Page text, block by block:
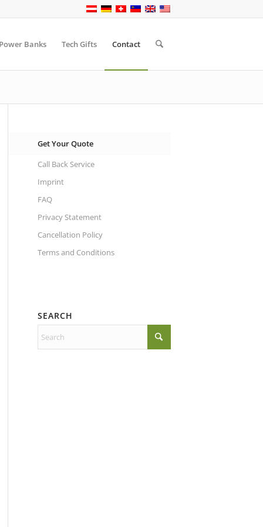
Power Banks Tech Gifts Contact
Get Your Quote
Call Back Service
Imprint
FAQ
Privacy Statement
Cancellation Policy
Terms and Conditions
SEARCH